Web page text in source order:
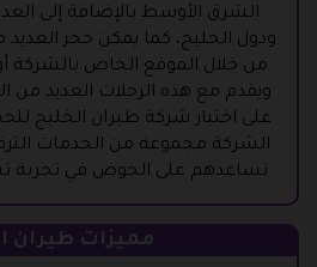
الشرق الأوسط بالإضافة إلى
ودول الخليج، كما يمكن حجز العديد
من خلال الموقع الخاص بالشركة
ويقدم مع هذه الرحلات العديد
على اختيار شركة طيران الخليج
الشركة مجموعة من الخدمات
تساعدهم على الخوض في تجربة
مميزات طيران